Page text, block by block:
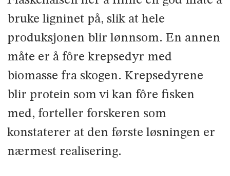
bruke ligninet på, slik at hele
produksjonen blir lønnsom. En annen
måte er å fôre krepsedyr med
biomasse fra skogen. Krepsedyrene
blir protein som vi kan fôre fisken
med, forteller forskeren som
konstaterer at den første løsningen er
nærmest realisering.